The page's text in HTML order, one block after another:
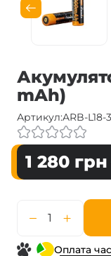
mAh)
Артикул:ARB-L18-
1 280 грн
Оплата